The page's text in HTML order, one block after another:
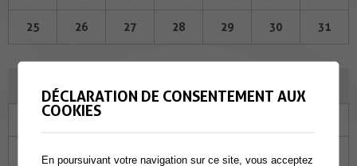
25 26 27 28 29 30 31
Ma
04 05
DÉCLARATION DE CONSENTEMENT AUX
COOKIES
En poursuivant votre navigation sur ce site, vous acceptez